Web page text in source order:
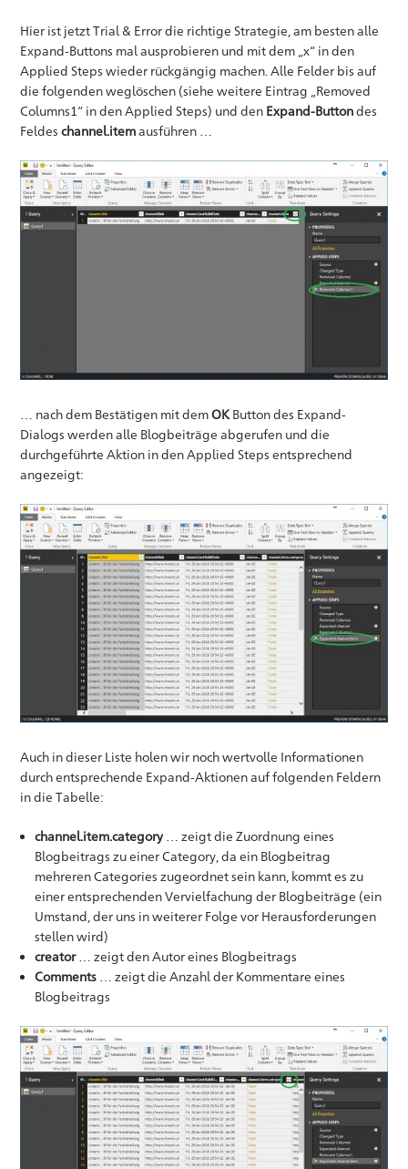
Hier ist jetzt Trial & Error die richtige Strategie, am besten alle
Expand-Buttons mal ausprobieren und mit dem „x“ in den
Applied Steps wieder rückgängig machen. Alle Felder bis auf
die folgenden weglöschen (siehe weitere Eintrag „Removed
Columns1“ in den Applied Steps) und den Expand-Buttondes
Feldeschannel.itemausführen …
… nach dem Bestätigen mit demOK Button des Expand-
Dialogs werden alle Blogbeiträge abgerufen und die
durchgeführte Aktion in den Applied Steps entsprechend
angezeigt:
Auch in dieser Liste holen wir noch wertvolle Informationen
durch entsprechende Expand-Aktionen auf folgenden Feldern
in die Tabelle:
channel.item.category… zeigt die Zuordnung eines
Blogbeitrags zu einer Category, da ein Blogbeitrag
mehreren Categories zugeordnet sein kann, kommt es zu
einer entsprechenden Vervielfachung der Blogbeiträge (ein
Umstand, der uns in weiterer Folge vor Herausforderungen
stellen wird)
creator… zeigt den Autor eines Blogbeitrags
Comments … zeigt die Anzahl der Kommentare eines
Blogbeitrags